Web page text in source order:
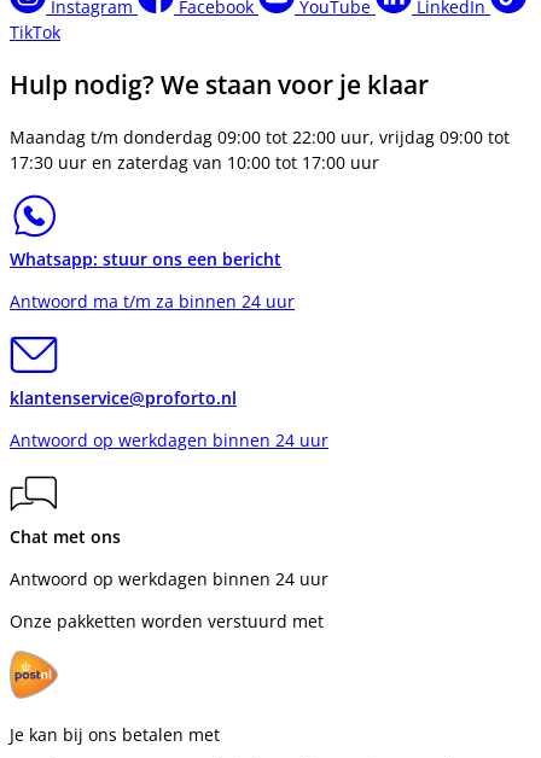
Instagram Facebook YouTube
LinkedIn
TikTok
Hulp nodig? We staan voor je klaar
Maandag t/m donderdag 09:00 tot 22:00 uur, vrijdag 09:00 tot
17:30 uur en zaterdag van 10:00 tot 17:00 uur
Whatsapp: stuur ons een bericht
Antwoord ma t/m za binnen 24 uur
klantenservice@proforto.nl
Antwoord op werkdagen binnen 24 uur
Chat met ons
Antwoord op werkdagen binnen 24 uur
Onze pakketten worden verstuurd met
Je kan bij ons betalen met